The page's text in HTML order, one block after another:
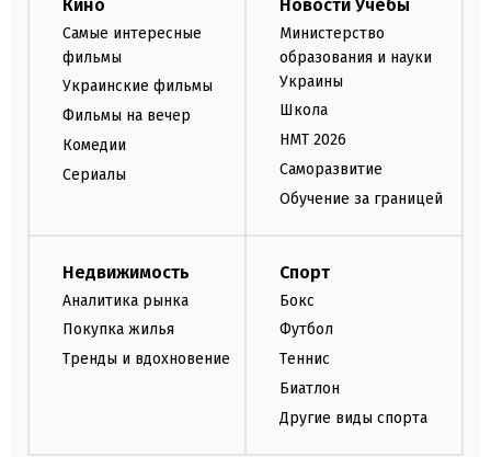
Кино
Самые интересные
фильмы
Украинские фильмы
Фильмы на вечер
Комедии
Сериалы
Новости Учебы
Министерство
образования и науки
Украины
Школа
НМТ 2026
Саморазвитие
Обучение за границей
Недвижимость
Аналитика рынка
Покупка жилья
Тренды и вдохновение
Спорт
Бокс
Футбол
Теннис
Биатлон
Другие виды спорта